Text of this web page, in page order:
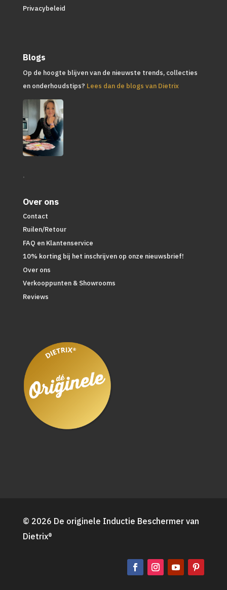
Privacybeleid
Blogs
Op de hoogte blijven van de nieuwste trends, collecties
en onderhoudstips? Lees dan de blogs van Dietrix
.
Over ons
Contact
Ruilen/Retour
FAQ en Klantenservice
10% korting bij het inschrijven op onze nieuwsbrief!
Over ons
Verkooppunten & Showrooms
Reviews
© 2026 De originele Inductie Beschermer van
Dietrix®